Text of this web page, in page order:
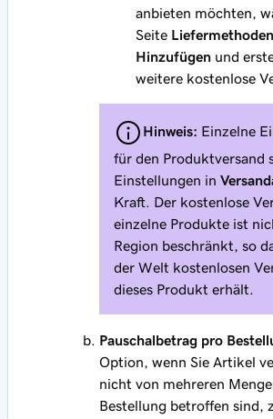
anbieten möchten,
Seite Liefermethoden
Hinzufügen und
weitere kostenlose
Hinweis: Einzelne
für den Produktversand
Einstellungen in
Kraft. Der kostenlose
einzelne Produkte ist
Region beschränkt, so
der Welt kostenlosen
dieses Produkt erhält.
Pauschalbetrag pro
Option, wenn Sie Artikel
nicht von mehreren
Bestellung betroffen sind,